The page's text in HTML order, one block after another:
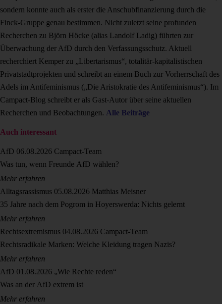
sondern konnte auch als erster die Anschubfinanzierung durch die
Finck-Gruppe genau bestimmen. Nicht zuletzt seine profunden
Recherchen zu Björn Höcke (alias Landolf Ladig) führten zur
Überwachung der AfD durch den Verfassungsschutz. Aktuell
recherchiert Kemper zu „Libertarismus“, totalitär-kapitalistischen
Privatstadtprojekten und schreibt an einem Buch zur Vorherrschaft des
Adels im Antifeminismus („Die Aristokratie des Antifeminismus“). Im
Campact-Blog schreibt er als Gast-Autor über seine aktuellen
Recherchen und Beobachtungen. Alle Beiträge
Auch interessant
AfD 06.08.2026 Campact-Team
Was tun, wenn Freunde AfD wählen?
Mehr erfahren
Alltagsrassismus 05.08.2026 Matthias Meisner
35 Jahre nach dem Pogrom in Hoyerswerda: Nichts gelernt
Mehr erfahren
Rechtsextremismus 04.08.2026 Campact-Team
Rechtsradikale Marken: Welche Kleidung tragen Nazis?
Mehr erfahren
AfD 01.08.2026 „Wie Rechte reden“
Was an der AfD extrem ist
Mehr erfahren